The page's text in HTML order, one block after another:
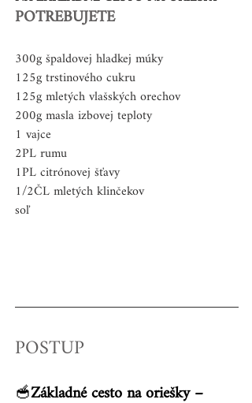
POTREBUJETE
300g špaldovej hladkej múky
125g trstinového cukru
125g mletých vlašských orechov
200g masla izbovej teploty
1 vajce
2PL rumu
1PL citrónovej šťavy
1/2ČL mletých klinčekov
soľ
POSTUP
🥣Základné cesto na oriešky –